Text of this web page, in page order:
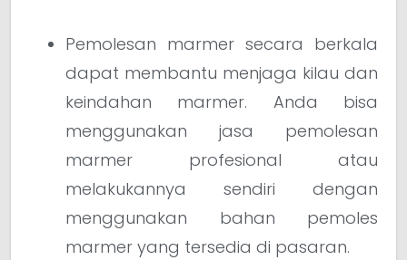
Pemolesan marmer secara berkala
dapat membantu menjaga kilau dan
keindahan marmer. Anda bisa
menggunakan jasa pemolesan
marmer profesional atau
melakukannya sendiri dengan
menggunakan bahan pemoles
marmer yang tersedia di pasaran.